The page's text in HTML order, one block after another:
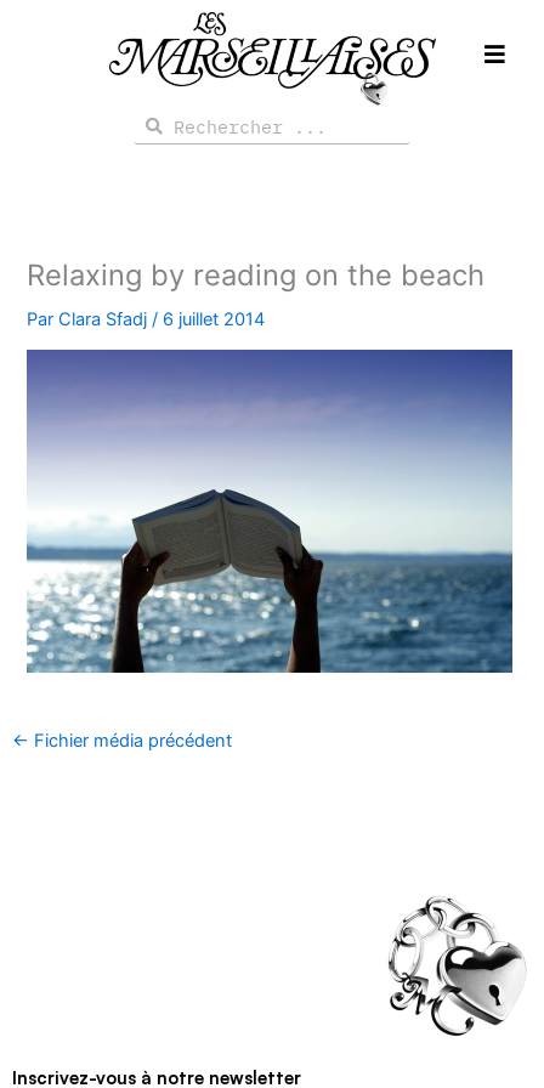
Rechercher
Rechercher
Relaxing by reading on the beach
ParClara Sfadj / 6 juillet 2014
← Fichier média précédent
Inscrivez-vous à notre newsletter